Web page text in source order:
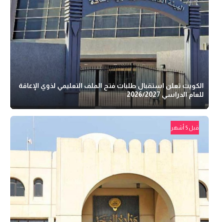
الكويت تعلن استقبال طلبات فتح الملف التعليمي لذوي الإعاقة
للعام الدراسي 2026/2027
قبل 5 أشهر